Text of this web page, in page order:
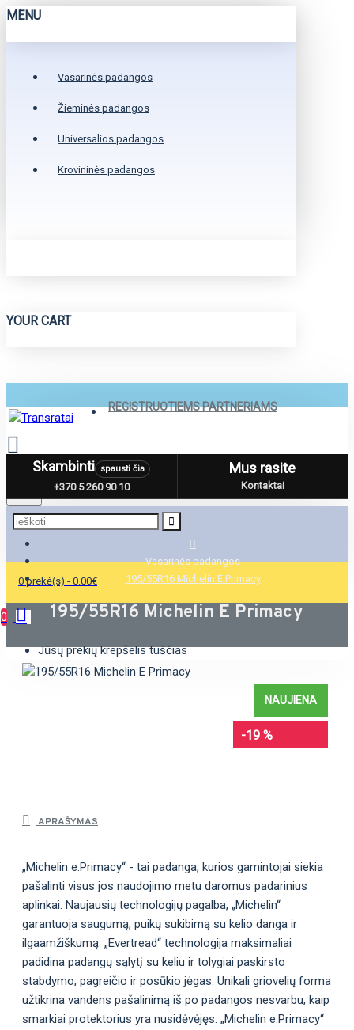
MENU
Vasarinės padangos
Žieminės padangos
Universalios padangos
Krovininės padangos
YOUR CART
REGISTRUOTIEMS PARTNERIAMS
Menu
0 prekė(s) - 0.00€
0
Jūsų prekių krepšelis tuščias
Skambinti spausti čia
+370 5 260 90 10
Mus rasite
Kontaktai
Vasarinės padangos
195/55R16 Michelin E Primacy
195/55R16 Michelin E Primacy
NAUJIENA
-19 %
APRAŠYMAS
„Michelin e.Primacy“ - tai padanga, kurios gamintojai siekia
pašalinti visus jos naudojimo metu daromus padarinius
aplinkai. Naujausių technologijų pagalba, „Michelin“
garantuoja saugumą, puikų sukibimą su kelio danga ir
ilgaamžiškumą. „Evertread“ technologija maksimaliai
padidina padangų sąlytį su keliu ir tolygiai paskirsto
stabdymo, pagreičio ir posūkio jėgas. Unikali griovelių forma
užtikrina vandens pašalinimą iš po padangos nesvarbu, kaip
smarkiai protektorius yra nusidėvėjęs. „Michelin e.Primacy“